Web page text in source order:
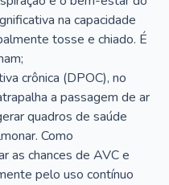
na capacidade
tosse e chiado. É
crônica (DPOC), no
a passagem de ar
quadros de saúde
Como
as chances de AVC e
pelo uso contínuo